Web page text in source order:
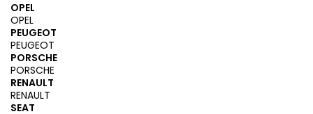
OPEL
OPEL
PEUGEOT
PEUGEOT
PORSCHE
PORSCHE
RENAULT
RENAULT
SEAT